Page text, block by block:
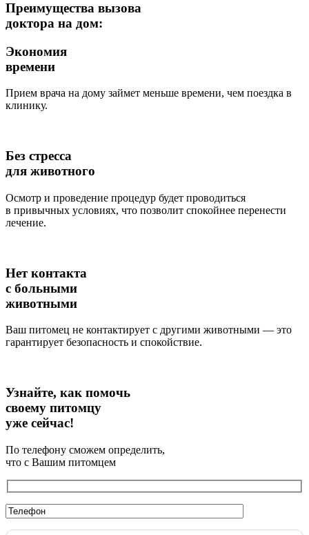
Преимущества вызова
доктора на дом:
Экономия
времени
Прием врача на дому займет меньше времени, чем поездка в
клинику.
Без стресса
для животного
Осмотр и проведение процедур будет проводиться
в привычных условиях, что позволит спокойнее перенести
лечение.
Нет контакта
с больными
животными
Ваш питомец не контактирует с другими животными — это
гарантирует безопасность и спокойствие.
Узнайте, как помочь
своему питомцу
уже сейчас!
По телефону сможем определить,
что с Вашим питомцем